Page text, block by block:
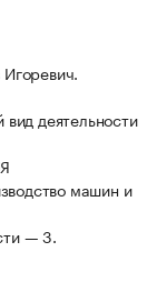
деятельности
машин и
— 3.